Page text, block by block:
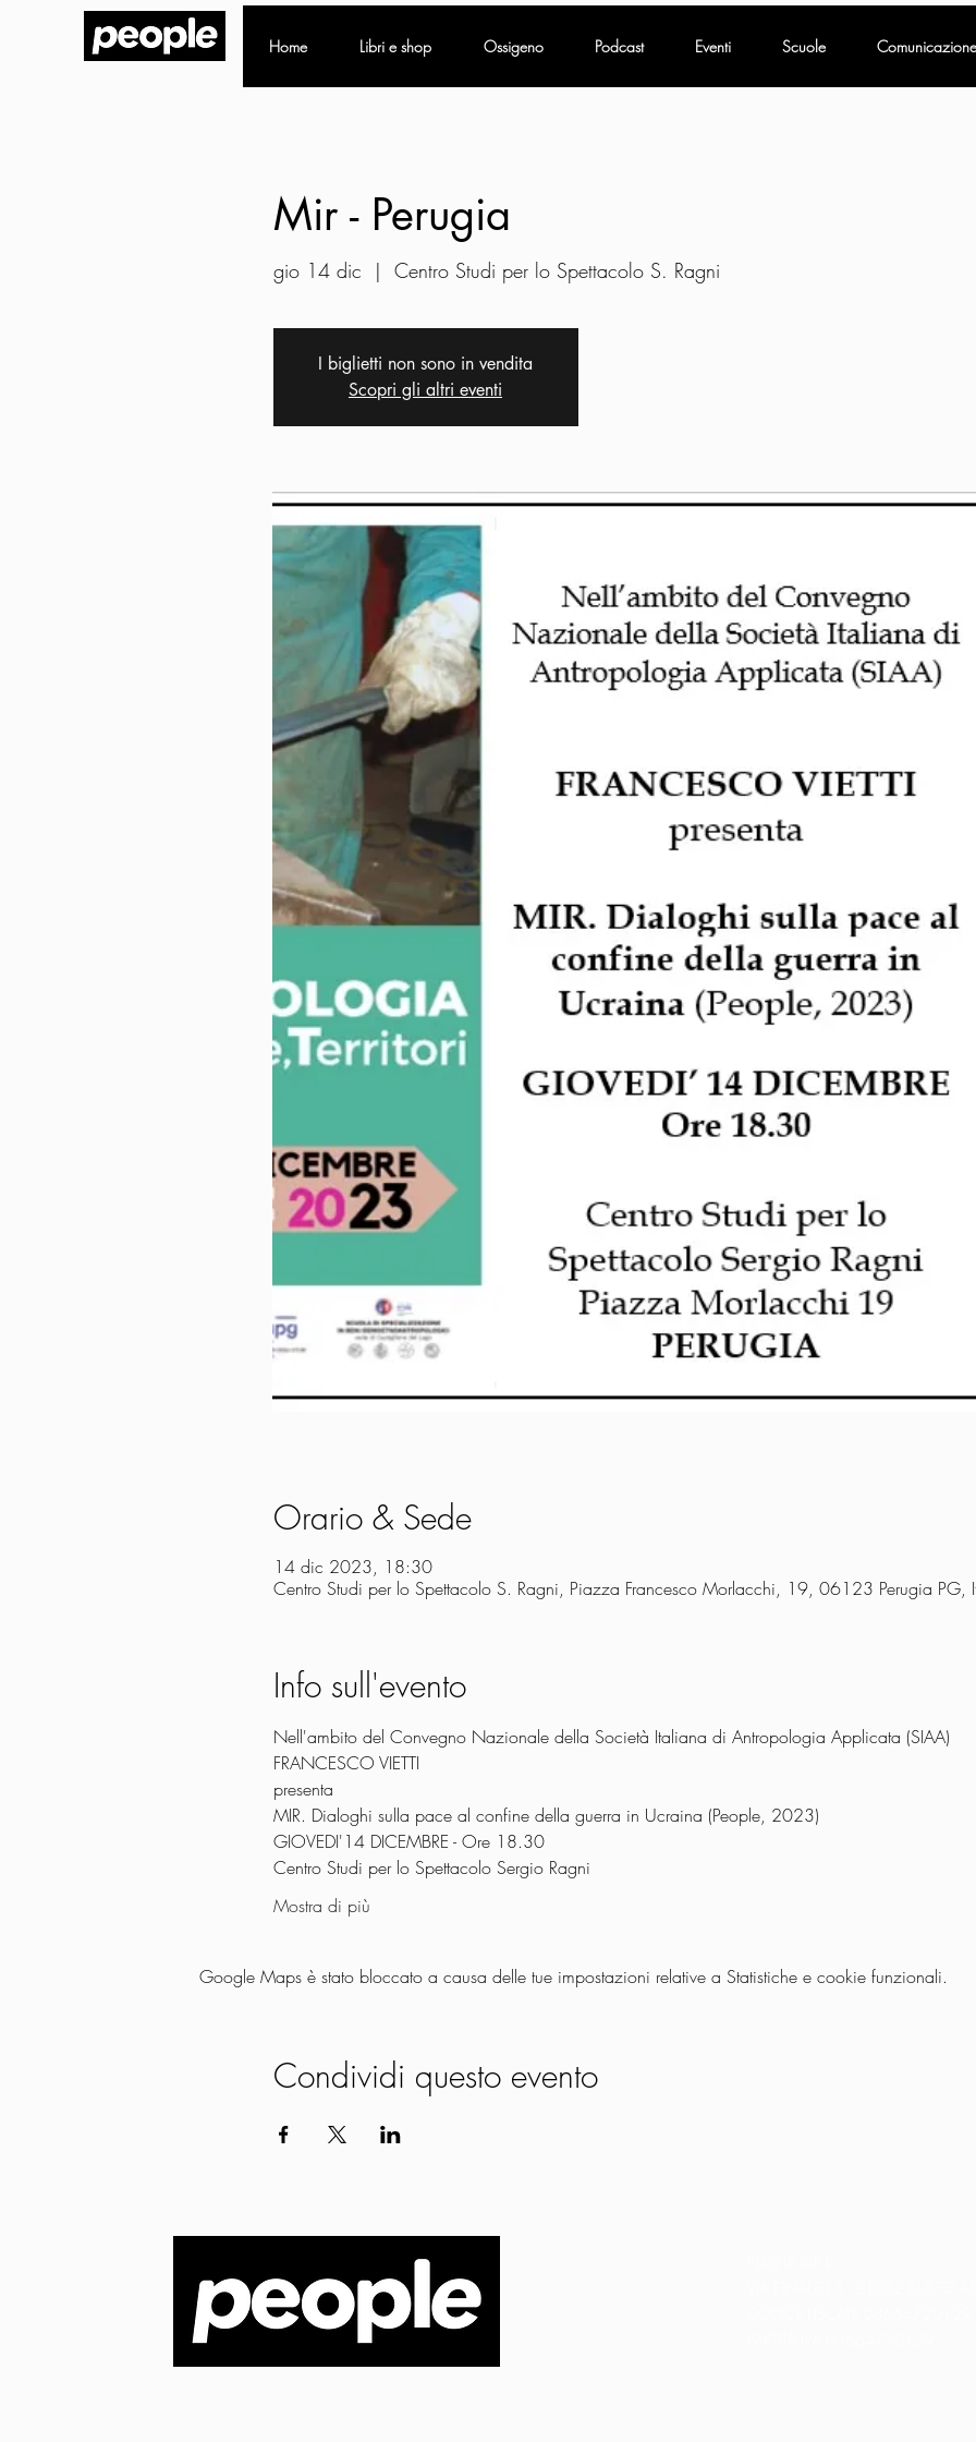
Home Libri e shop Ossigeno Podcast Eventi Scuole Comunicazione
Mir - Perugia
gio 14 dic
  |
Centro Studi per lo Spettacolo S. Ragni
I biglietti non sono in vendita
Scopri gli altri eventi
Orario & Sede
14 dic 2023, 18:30
Centro Studi per lo Spettacolo S. Ragni, Piazza Francesco Morlacchi, 19, 06123 Perugia PG,
Info sull'evento
Nell'ambito del Convegno Nazionale della Società Italiana di Antropologia Applicata (SIAA)
FRANCESCO VIETTI
presenta
MIR. Dialoghi sulla pace al confine della guerra in Ucraina (People, 2023)
GIOVEDI'14 DICEMBRE - Ore 18.30
Centro Studi per lo Spettacolo Sergio Ragni
Mostra di più
Google Maps è stato bloccato a causa delle tue impostazioni relative a Statistiche e cookie funzionali.
Condividi questo evento